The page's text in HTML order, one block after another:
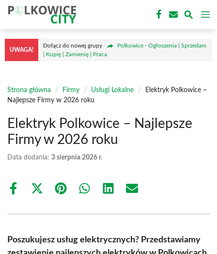
Przejdź
treści
UWAGA!
Dołącz do nowej grupy
Polkowice - Ogłoszenia | Sprzedam
| Kupię | Zamienię | Praca
Strona główna / Firmy / Usługi Lokalne /
Elektryk Polkowice –
Najlepsze Firmy w 2026 roku
Elektryk Polkowice – Najlepsze
Firmy w 2026 roku
Data dodania: 3 sierpnia 2026 r.
Share
Share
(Twitter)
Share Share Share Share
Poszukujesz usług elektrycznych? Przedstawiamy